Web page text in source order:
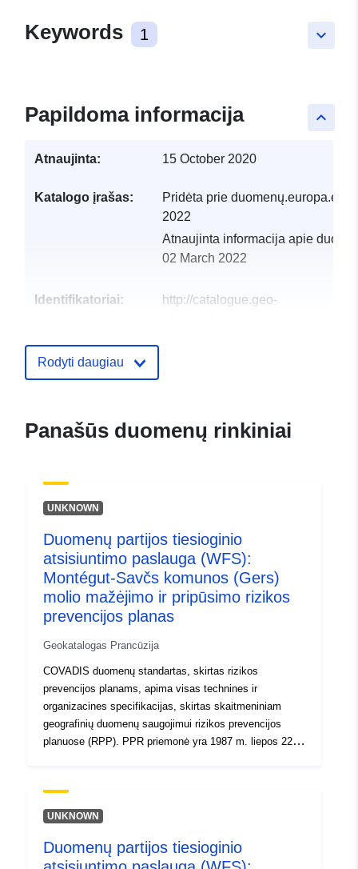
keyboard_arrow_down
Keywords 1
keyboard_arrow_up
Papildoma informacija
Atnaujinta: 15 October 2020
Katalogo įrašas: Pridėta prie duomenų.europa.eu:
2022
Atnaujinta informacija apie
02 March 2022
Identifikatoriai:
http://catalogue.geo-
uriRef:
http://data.europa.eu/88u/dataset/
Rūšis:
http://inspire.ec.europa.eu/
codelist/ResourceType/services
Rodyti daugiau
Panašūs duomenų rinkiniai
UNKNOWN
Duomenų partijos tiesioginio
atsisiuntimo paslauga (WFS):
Montégut-Savčs komunos (Gers)
molio mažėjimo ir pripūsimo rizikos
prevencijos planas
Geokatalogas Prancūzija
COVADIS duomenų standartas, skirtas rizikos
prevencijos planams, apima visas technines ir
organizacines specifikacijas, skirtas skaitmeniniam
geografinių duomenų saugojimui rizikos prevencijos
planuose (RPP). PPR priemonė yra 1987 m. liepos 22 d.
RPP kūrimą atsako valstybė. Sprendimą priima
prefektas.
UNKNOWN
Duomenų partijos tiesioginio